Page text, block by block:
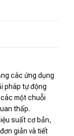
các ứng dụng
pháp tự động
một chuỗi
thấp.
suất cơ bản,
giản và tiết